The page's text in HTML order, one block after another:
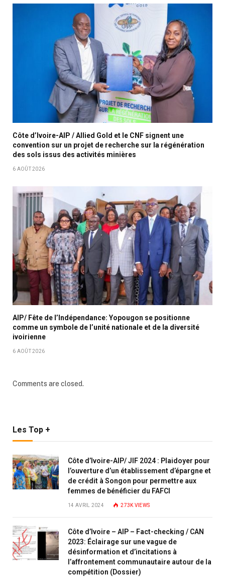
Côte d’Ivoire-AIP / Allied Gold et le CNF signent une
convention sur un projet de recherche sur la régénération
des sols issus des activités minières
6 AOÛT 2026
AIP/ Fête de l’Indépendance: Yopougon se positionne
comme un symbole de l’unité nationale et de la diversité
ivoirienne
6 AOÛT 2026
Comments are closed.
Les Top +
Côte d’Ivoire-AIP/ JIF 2024 : Plaidoyer pour
l’ouverture d’un établissement d’épargne et
de crédit à Songon pour permettre aux
femmes de bénéficier du FAFCI
14 AVRIL 2024 273KVIEWS
Côte d’Ivoire – AIP – Fact-checking / CAN
2023: Éclairage sur une vague de
désinformation et d’incitations à
l’affrontement communautaire autour de la
compétition (Dossier)